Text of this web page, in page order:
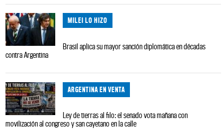
MILEI LO HIZO
Brasil aplica su mayor sanción diplomática en décadas
contra Argentina
ARGENTINA EN VENTA
Ley de tierras al filo: el senado vota mañana con
movilización al congreso y san cayetano en la calle